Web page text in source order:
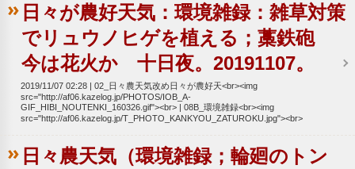
日々が農好天気：環境雑録：雑草対策
でリュウノヒゲを植える；藁鉄砲
今は花火か 十日夜。20191107。
2019/11/07 02:28
02_日々農天気改め日々が農好天<br><img
src="http://af06.kazelog.jp/PHOTOS/IOB_A-
GIF_HIBI_NOUTENKI_160326.gif"><br>
08B_環境雑録<br><img
src="http://af06.kazelog.jp/T_PHOTO_KANKYOU_ZATUROKU.jpg"><br>
日々農天気（環境雑録；輪廻のトン